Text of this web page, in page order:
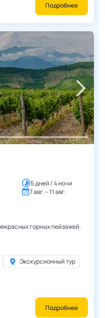
Подробнее
5 дней / 4 ночи
7 авг. – 11 авг.
горных пейзажей.
Экскурсионный тур
Подробнее